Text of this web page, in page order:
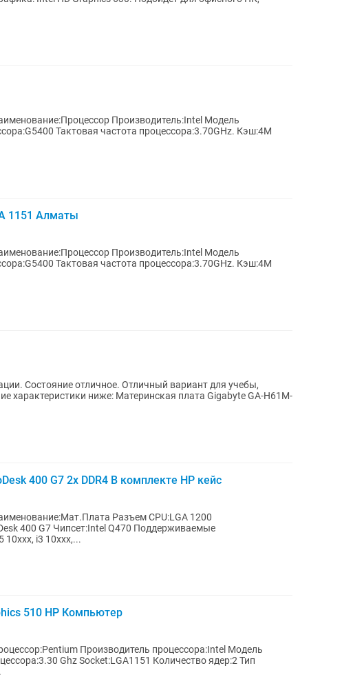
Производитель:Intel Модель
Тактовая частота процессора:3.70GHz. Кэш:4М
1151 Алматы
Тактовая частота процессора:3.70GHz. Кэш:4M
Состояние отличное. Отличный вариант для учебы,
400 G7 2x DDR4 В комплекте HP кейс
400 G7 Чипсет:Intel Q470 Поддерживаемые
10xxx, i3 10xxx,...
510 HP Компьютер
Ghz Socket:LGA1151 Количество ядер:2 Тип